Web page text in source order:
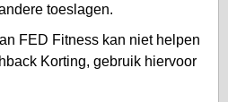
toeslagen.
FED Fitness kan niet helpen
Korting, gebruik hiervoor